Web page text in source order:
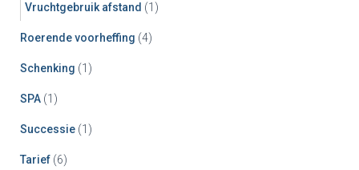
Vruchtgebruik afstand (1)
Roerende voorheffing (4)
Schenking (1)
SPA (1)
Successie (1)
Tarief (6)